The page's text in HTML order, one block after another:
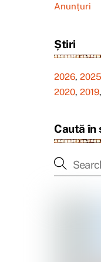
Anunțuri
Știri
2026, 2025
2020, 2019,
Caută în